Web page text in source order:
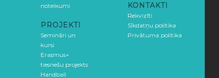
noteikumi
PROJEKTI
Semināri un
kursi
Erasmus+
tiesnešu projekts
Handball
KONTAKTI
Rekvizīti
Sīkdatņu politika
Privātuma politika